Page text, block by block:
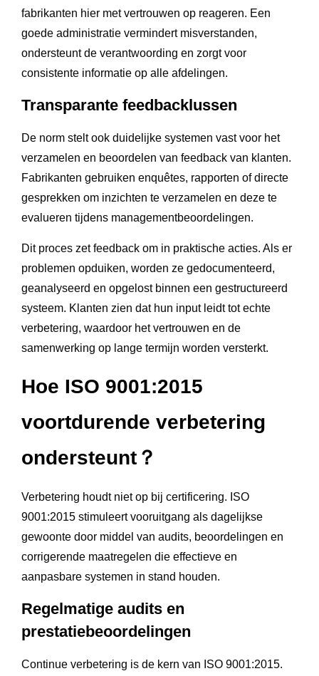
fabrikanten hier met vertrouwen op reageren. Een
goede administratie vermindert misverstanden,
ondersteunt de verantwoording en zorgt voor
consistente informatie op alle afdelingen.
Transparante feedbacklussen
De norm stelt ook duidelijke systemen vast voor het
verzamelen en beoordelen van feedback van klanten.
Fabrikanten gebruiken enquêtes, rapporten of directe
gesprekken om inzichten te verzamelen en deze te
evalueren tijdens managementbeoordelingen.
Dit proces zet feedback om in praktische acties. Als er
problemen opduiken, worden ze gedocumenteerd,
geanalyseerd en opgelost binnen een gestructureerd
systeem. Klanten zien dat hun input leidt tot echte
verbetering, waardoor het vertrouwen en de
samenwerking op lange termijn worden versterkt.
Hoe ISO 9001:2015
voortdurende verbetering
ondersteunt？
Verbetering houdt niet op bij certificering. ISO
9001:2015 stimuleert vooruitgang als dagelijkse
gewoonte door middel van audits, beoordelingen en
corrigerende maatregelen die effectieve en
aanpasbare systemen in stand houden.
Regelmatige audits en
prestatiebeoordelingen
Continue verbetering is de kern van ISO 9001:2015.